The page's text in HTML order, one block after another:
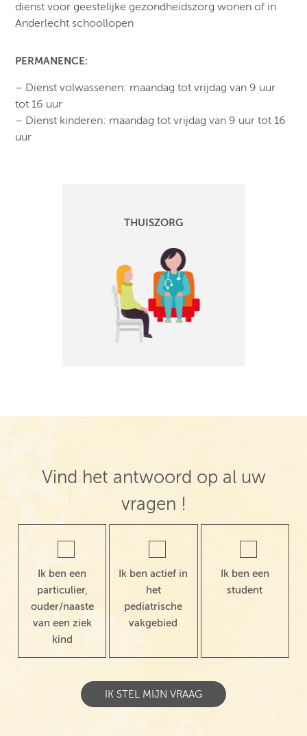
dienst voor geestelijke gezondheidszorg wonen of in
Anderlecht schoollopen
PERMANENCE:
– Dienst volwassenen: maandag tot vrijdag van 9 uur
tot 16 uur
– Dienst kinderen: maandag tot vrijdag van 9 uur tot 16
uur
THUISZORG
Vind het antwoord op al uw
vragen !
Ik ben een
particulier,
ouder/naaste
van een ziek
kind
Ik ben actief in
het
pediatrische
vakgebied
Ik ben een
student